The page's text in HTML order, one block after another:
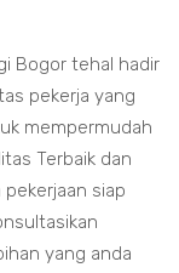
Bogor tehal hadir
pekerja yang
mempermudah
Terbaik dan
siap
yang anda